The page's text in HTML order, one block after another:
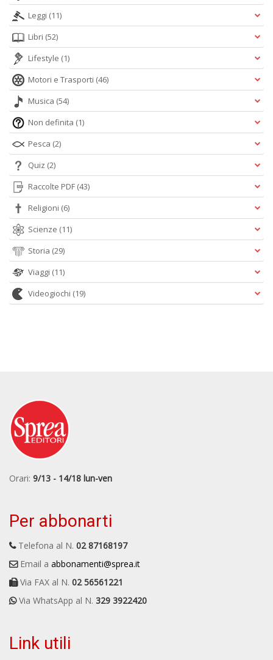
Leggi (11)
Libri (52)
Lifestyle (1)
Motori e Trasporti (46)
Musica (54)
Non definita (1)
Pesca (2)
Quiz (2)
Raccolte PDF (43)
Religioni (6)
Scienze (11)
Storia (29)
Viaggi (11)
Videogiochi (19)
Orari: 9/13 - 14/18 lun-ven
Per abbonarti
Telefona al N. 02 87168197
Email a abbonamenti@sprea.it
Via FAX al N. 02 56561221
Via WhatsApp al N. 329 3922420
Link utili